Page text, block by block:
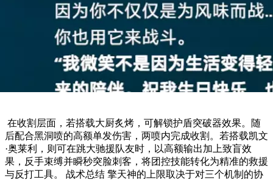
后配合黑洞喷的高额单发伤害，两喷内完成收割。若搭载凯文
·奥莱利，则可在跳大驰援队友时，以高额输出加上致盲效
果，反手束缚并瞬秒突脸刺客，将团控技能转化为精准的救援
与反打工具。 战术总结 擎天神的上限取决于对三个机制的协